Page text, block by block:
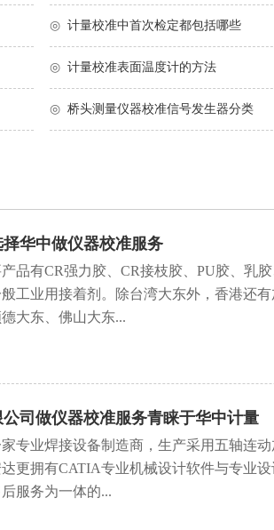
◎ 计量校准中首次检定都包括哪些
◎ 计量校准表面温度计的方法
◎ 桥头测量仪器校准信号发生器分类
华中做仪器校准服务
品有CR强力胶、CR接枝胶、PU胶、乳
工业用接着剂。除台湾大东外，香港还
大东、佛山大东...
司做仪器校准服务青睐于华中计量
专业焊接设备制造商，生产采用五轴连
更拥有CATIA专业机械设计软件与专业设
服务为一体的...